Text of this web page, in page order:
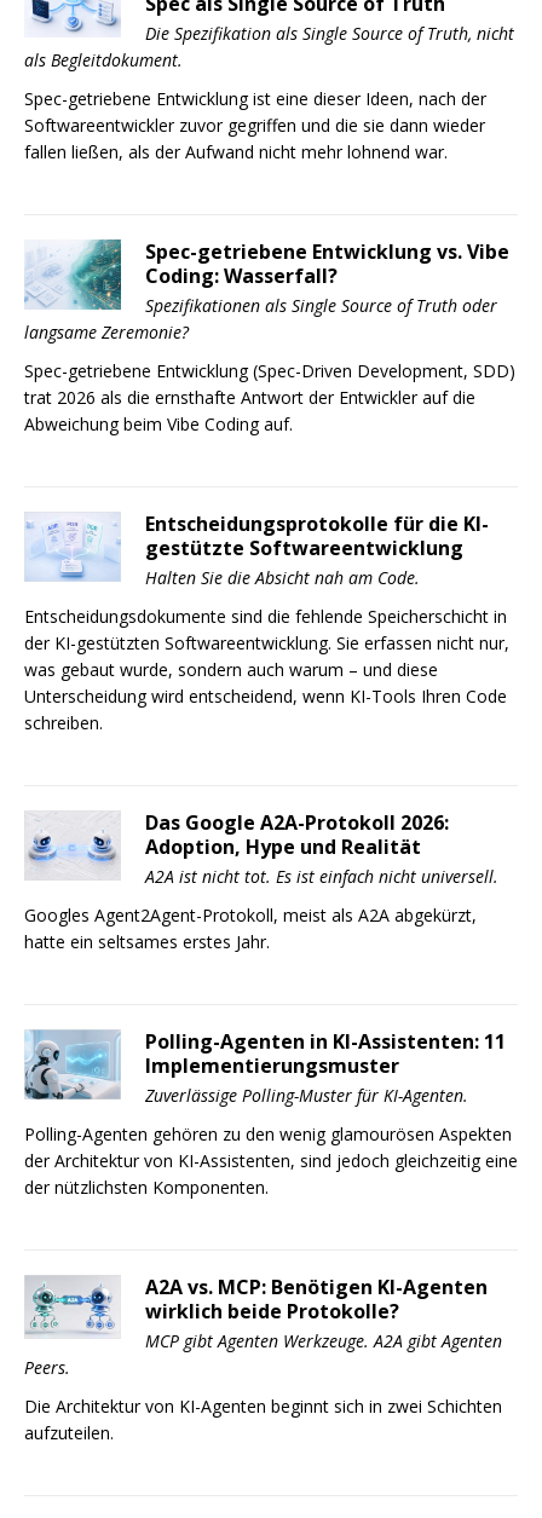
Die Spezifikation als Single Source of Truth, nicht
als Begleitdokument.
Spec-getriebene Entwicklung ist eine dieser Ideen, nach der
Softwareentwickler zuvor gegriffen und die sie dann wieder
fallen ließen, als der Aufwand nicht mehr lohnend war.
Spec-getriebene Entwicklung vs. Vibe
Coding: Wasserfall?
Spezifikationen als Single Source of Truth oder
langsame Zeremonie?
Spec-getriebene Entwicklung (Spec-Driven Development, SDD)
trat 2026 als die ernsthafte Antwort der Entwickler auf die
Abweichung beim Vibe Coding auf.
Entscheidungsprotokolle für die KI-
gestützte Softwareentwicklung
Halten Sie die Absicht nah am Code.
Entscheidungsdokumente sind die fehlende Speicherschicht in
der KI-gestützten Softwareentwicklung. Sie erfassen nicht nur,
was gebaut wurde, sondern auch warum – und diese
Unterscheidung wird entscheidend, wenn KI-Tools Ihren Code
schreiben.
Das Google A2A-Protokoll 2026:
Adoption, Hype und Realität
A2A ist nicht tot. Es ist einfach nicht universell.
Googles Agent2Agent-Protokoll, meist als A2A abgekürzt,
hatte ein seltsames erstes Jahr.
Polling-Agenten in KI-Assistenten: 11
Implementierungsmuster
Zuverlässige Polling-Muster für KI-Agenten.
Polling-Agenten gehören zu den wenig glamourösen Aspekten
der Architektur von KI-Assistenten, sind jedoch gleichzeitig eine
der nützlichsten Komponenten.
A2A vs. MCP: Benötigen KI-Agenten
wirklich beide Protokolle?
MCP gibt Agenten Werkzeuge. A2A gibt Agenten
Peers.
Die Architektur von KI-Agenten beginnt sich in zwei Schichten
aufzuteilen.